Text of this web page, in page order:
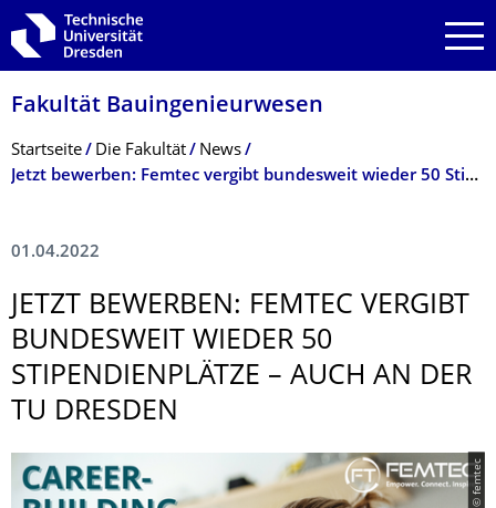
Zur Hauptnavigation springen
Zur Suche springen
Zum Inhalt springen
Fakultät Bauingenieurwesen
Breadcrumb-Menü
Startseite Die Fakultät
News
Jetzt bewerben: Femtec vergibt bundesweit wieder 50 Stipendienplätze – auch an der TU Dresden
01.04.2022
JETZT BEWERBEN: FEMTEC VERGIBT
BUNDESWEIT WIEDER 50
STIPENDIENPLÄT­ZE – AUCH AN DER
TU DRESDEN
© femtec